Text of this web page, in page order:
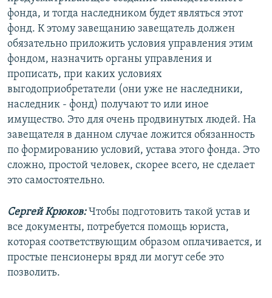
фонда, и тогда наследником будет являться этот
фонд. К этому завещанию завещатель должен
обязательно приложить условия управления этим
фондом, назначить органы управления и
прописать, при каких условиях
выгодоприобретатели (они уже не наследники,
наследник - фонд) получают то или иное
имущество. Это для очень продвинутых людей. На
завещателя в данном случае ложится обязанность
по формированию условий, устава этого фонда. Это
сложно, простой человек, скорее всего, не сделает
это самостоятельно.
Сергей Крюков: Чтобы подготовить такой устав и
все документы, потребуется помощь юриста,
которая соответствующим образом оплачивается, и
простые пенсионеры вряд ли могут себе это
позволить.